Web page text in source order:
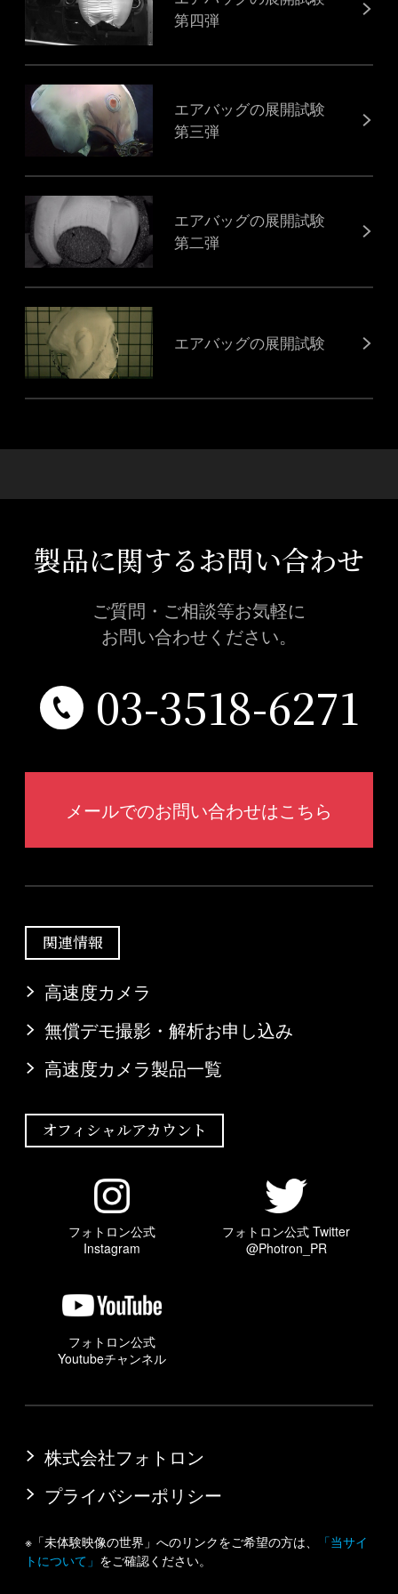
第四弾
エアバッグの展開試験
第三弾
エアバッグの展開試験
第二弾
エアバッグの展開試験
製品に関するお問い合わせ
ご質問・ご相談等お気軽に
お問い合わせください。
03-3518-6271
メールでのお問い合わせはこちら
関連情報
高速度カメラ
無償デモ撮影・解析お申し込み
高速度カメラ製品一覧
オフィシャルアカウント
フォトロン公式
Instagram
フォトロン公式 Twitter
@Photron_PR
フォトロン公式
Youtubeチャンネル
株式会社フォトロン
プライバシーポリシー
※「未体験映像の世界」へのリンクをご希望の方は、
「当サイ
トについて」 をご確認ください。